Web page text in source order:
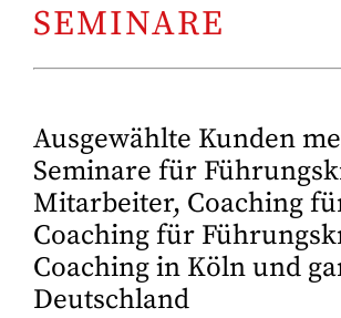
SEMINARE
Ausgewählte Kunden
Seminare für
Mitarbeiter, Coaching
Coaching für
Coaching in Köln und
Deutschland